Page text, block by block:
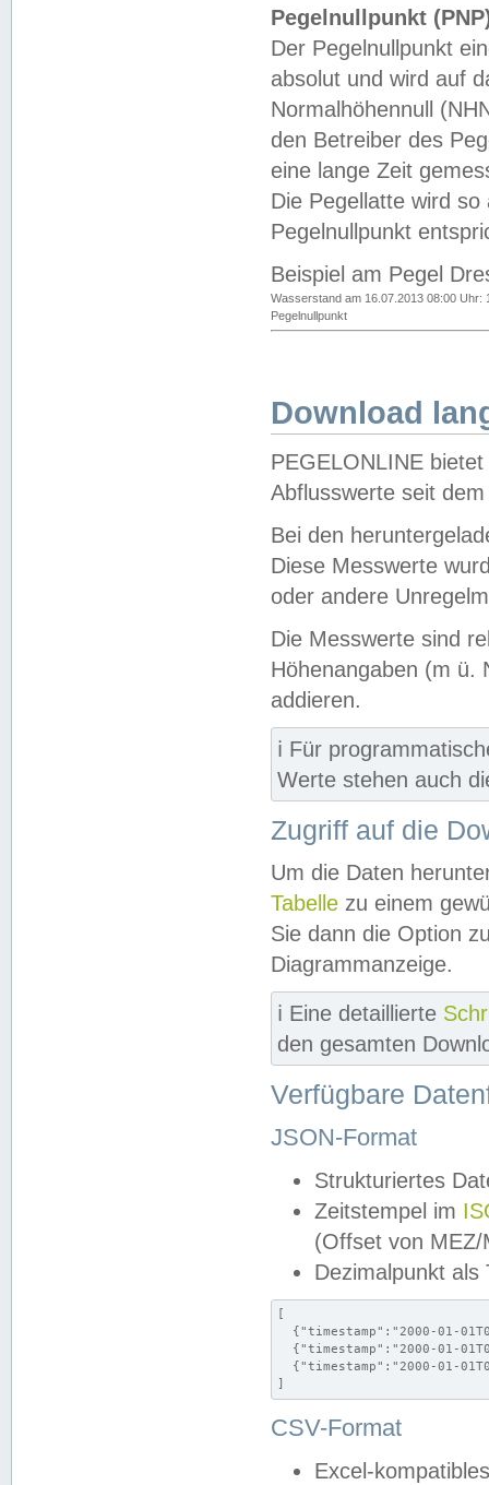
Pegelnullpunkt
Der Pegelnullpunkt
absolut und wird auf
Normalhöhennull
den Betreiber des
eine lange Zeit
Die Pegellatte wird
Pegelnullpunkt
Beispiel am Pegel
Wasserstand am 16.07.2013 08:00 Uhr:
Pegelnullpunkt
Download
PEGELONLINE
Abflusswerte seit
Bei den
Diese Messwerte
oder andere
Die Messwerte sind
Höhenangaben (m ü.
addieren.
ℹ️ Für
Werte stehen auch
Zugriff auf die
Um die Daten
Tabelle zu einem
Sie dann die Option
Diagrammanzeige.
ℹ️ Eine detaillierte
den gesamten
Verfügbare
JSON-Format
Strukturiertes
Zeitstempel im
(Offset von MEZ/
Dezimalpunkt als
[
{"timestamp":"2000-01-
{"timestamp":"2000-01-
{"timestamp":"2000-01-
]
CSV-Format
Excel-